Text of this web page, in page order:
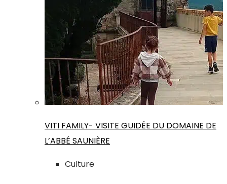
VITI FAMILY- VISITE GUIDÉE DU DOMAINE DE
L’ABBÉ SAUNIÈRE
Culture